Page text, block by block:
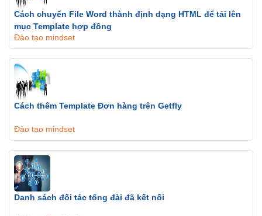
Cách chuyển File Word thành định dạng HTML để tải lên
mục Template hợp đồng
Đào tạo mindset
Cách thêm Template Đơn hàng trên Getfly
Đào tạo mindset
Danh sách đối tác tổng đài đã kết nối